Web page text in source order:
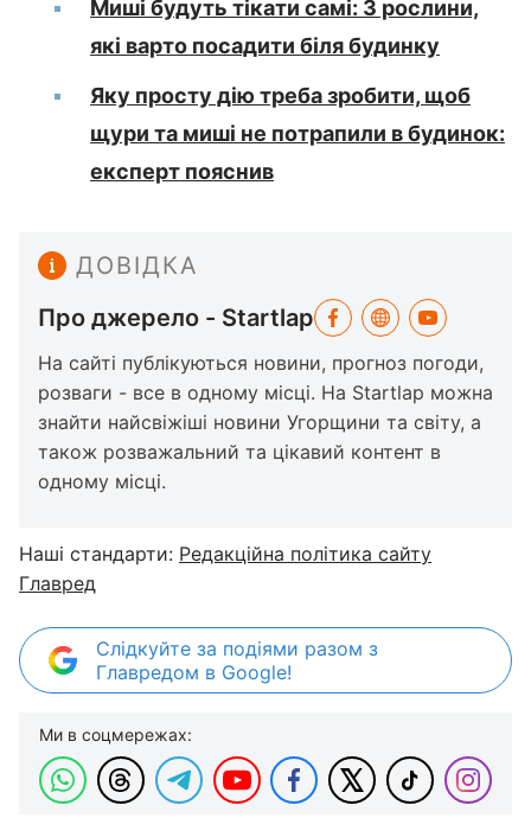
Миші будуть тікати самі: 3 рослини,
які варто посадити біля будинку
Яку просту дію треба зробити, щоб
щури та миші не потрапили в будинок:
експерт пояснив
ДОВІДКА
Про джерело - Startlap
На сайті публікуються новини, прогноз погоди,
розваги - все в одному місці. На Startlap можна
знайти найсвіжіші новини Угорщини та світу, а
також розважальний та цікавий контент в
одному місці.
Наші стандарти: Редакційна політика сайту
Главред
Слідкуйте за подіями разом з
Главредом в Google!
Ми в соцмережах: